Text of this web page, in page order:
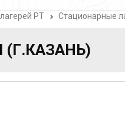
РТ Стационарные
(Г.КАЗАНЬ)